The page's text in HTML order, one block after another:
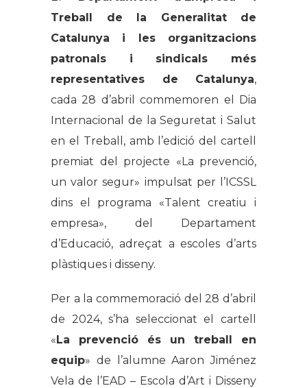
Treball de la Generalitat de
Catalunya i les organitzacions
patronals i sindicals més
representatives de Catalunya,
cada 28 d’abril commemoren el Dia
Internacional de la Seguretat i Salut
en el Treball, amb l’edició del cartell
premiat del projecte «La prevenció,
un valor segur» impulsat per l’ICSSL
dins el programa «Talent creatiu i
empresa», del Departament
d’Educació, adreçat a escoles d’arts
plàstiques i disseny.
Per a la commemoració del 28 d’abril
de 2024, s’ha seleccionat el cartell
«La prevenció és un treball en
equip» de l’alumne Aaron Jiménez
Vela de l’EAD – Escola d’Art i Disseny